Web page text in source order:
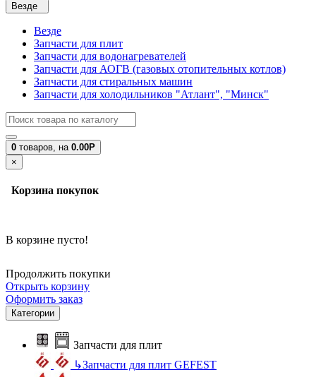
Везде
Везде
Запчасти для плит
Запчасти для водонагревателей
Запчасти для АОГВ (газовых отопительных котлов)
Запчасти для стиральных машин
Запчасти для холодильников "Атлант", "Минск"
0 товаров, на 0.00Р
×
Корзина покупок
В корзине пусто!
Продолжить покупки
Открыть корзину
Оформить заказ
Категории
Запчасти для плит
↳Запчасти для плит GEFEST